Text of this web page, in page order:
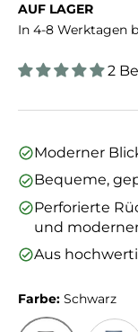
AUF LAGER
In 4-8 Werktagen
2
Moderner
Bequeme,
Perforierte
und
Aus
Farbe: Schwarz